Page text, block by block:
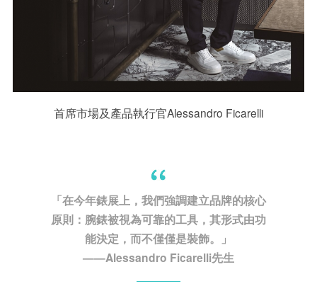
首席市場及產品執行官Alessandro Ficarelli
「在今年錶展上，我們強調建立品牌的核心
原則：腕錶被視為可靠的工具，其形式由功
能決定，而不僅僅是裝飾。」
——Alessandro Ficarelli先生